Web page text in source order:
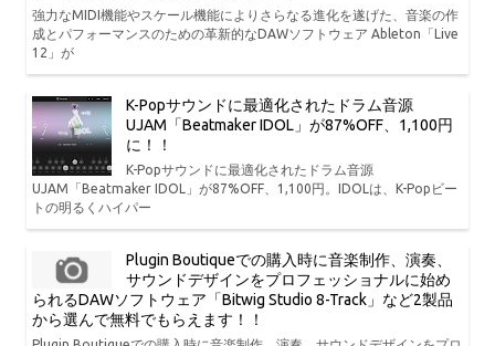
強力なMIDI機能やスケール機能によりさらなる進化を遂げた、音楽の作
成とパフォーマンスのための革新的なDAWソフトウェア Ableton「Live
12」が
K-Popサウンドに最適化されたドラム音源
UJAM「Beatmaker IDOL」が87%OFF、1,100円
に！！
K-Popサウンドに最適化されたドラム音源
UJAM「Beatmaker IDOL」が87%OFF、1,100円。IDOLは、K-Popビー
トの明るくハイパー
Plugin Boutiqueでの購入時に音楽制作、演奏、
サウンドデザインをプロフェッショナルに始め
られるDAWソフトウェア「Bitwig Studio 8-Track」など2製品
から選んで無料でもらえます！！